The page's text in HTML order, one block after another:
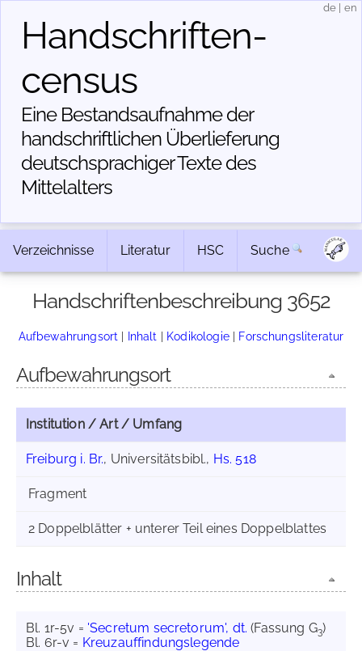
Handschriften­
census
Eine Bestandsaufnahme der
handschriftlichen Über­lieferung
deutschsprachiger Texte des
Mittelalters
de en
Verzeichnisse Literatur HSC Suche
Handschriftenbeschreibung 3652
Aufbewahrungsort | Inhalt | Kodikologie| Forschungsliteratur
Aufbewahrungsort
Institution / Art / Umfang
Freiburg i. Br., Universitätsbibl., Hs. 518
Fragment
2 Doppelblätter + unterer Teil eines Doppelblattes
Inhalt
Bl. 1r-5v = 'Secretum secretorum', dt. (Fassung G3)
Bl. 6r-v = Kreuzauffindungslegende